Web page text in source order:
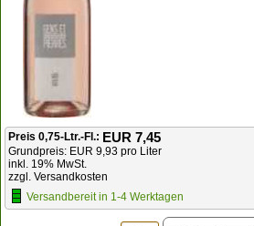
Preis 0,75-Ltr.-Fl.: EUR 7,45
Grundpreis: EUR 9,93 pro Liter
inkl. 19% MwSt.
zzgl. Versandkosten
Versandbereit in 1-4 Werktagen